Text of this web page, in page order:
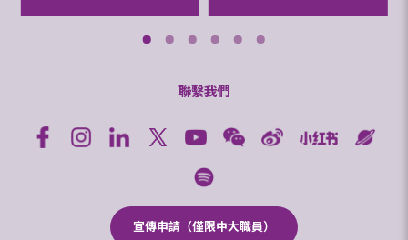
聯繫我們
宣傳申請（僅限中大職員）